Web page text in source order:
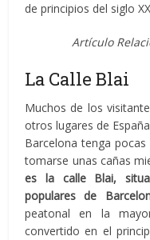
de principios del siglo
Artículo
La Calle Blai
Muchos de los
otros lugares de
Barcelona tenga
tomarse unas cañas
es la calle Blai,
populares de
peatonal en la
convertido en el